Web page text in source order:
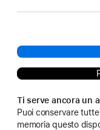
Ti serve ancora un
Puoi conservare
memoria questo